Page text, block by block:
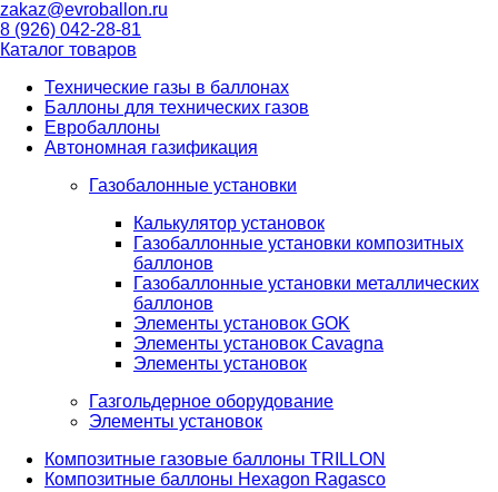
zakaz@evroballon.ru
8 (926) 042-28-81
Каталог товаров
Технические газы в баллонах
Баллоны для технических газов
Евробаллоны
Автономная газификация
Газобалонные установки
Калькулятор установок
Газобаллонные установки композитных
баллонов
Газобаллонные установки металлических
баллонов
Элементы установок GOK
Элементы установок Cavagna
Элементы установок
Газгольдерное оборудование
Элементы установок
Композитные газовые баллоны TRILLON
Композитные баллоны Hexagon Ragasco